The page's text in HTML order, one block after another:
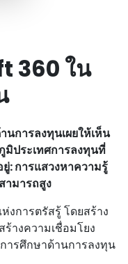
360 ใน
การลงทุนเผยให้เห็น
ประเทศการลงทุนที่
: การแสวงหาความรู้
ามารถสูง
การตรัสรู้ โดยสร้าง
างความเชื่อมโยง
ารศึกษาด้านการลงทุน